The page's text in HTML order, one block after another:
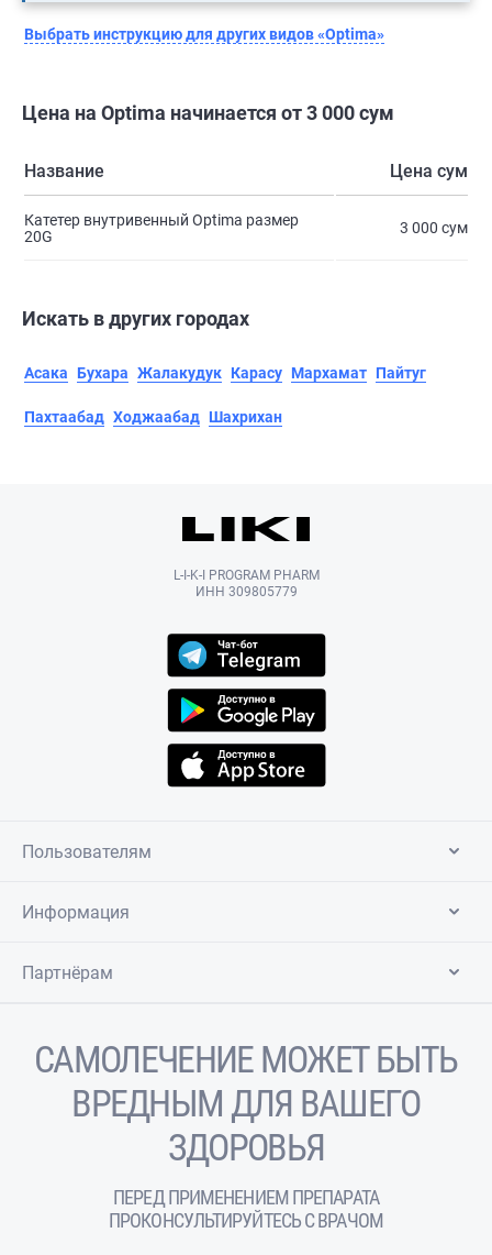
Выбрать инструкцию для других видов «Optima»
Цена на Optima начинается от 3 000 сум
Название Цена сум
Катетер внутривенный Optima размер
20G
3 000 сум
Искать в других городах
Асака Бухара Жалакудук Карасу Мархамат Пайтуг
Пахтаабад Ходжаабад Шахрихан
L-I-K-I PROGRAM PHARM
ИНН 309805779
Пользователям
Информация
Партнёрам
САМОЛЕЧЕНИЕ МОЖЕТ БЫТЬ
ВРЕДНЫМ ДЛЯ ВАШЕГО
ЗДОРОВЬЯ
ПЕРЕД ПРИМЕНЕНИЕМ ПРЕПАРАТА
ПРОКОНСУЛЬТИРУЙТЕСЬ С ВРАЧОМ